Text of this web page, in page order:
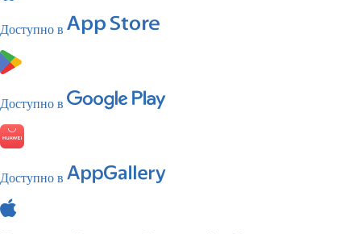
Доступно в
Доступно в
Доступно в